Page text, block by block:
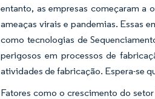
entanto, as empresas começaram a
ameaças virais e pandemias. Essas
como tecnologias de
perigosos em processos de
atividades de fabricação. Espera-se
Fatores como o crescimento do